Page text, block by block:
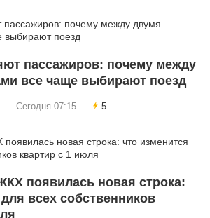
пассажиров: почему между
все чаще выбирают поезд
Сегодня 07:15 5
появилась новая строка:
всех собственников